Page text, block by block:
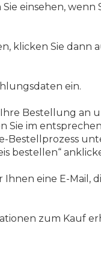
einsehen,
klicken Sie dann
ein.
Bestellung an
im
Bestellprozess
bestellen“
eine E-
zum